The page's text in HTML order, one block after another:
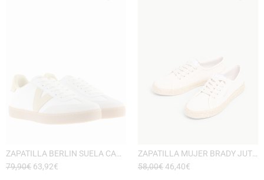
79,90€ 63,92€
58,00€46,40€